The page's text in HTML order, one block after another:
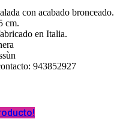
con acabado bronceado.
cm.
en Italia.
943852927